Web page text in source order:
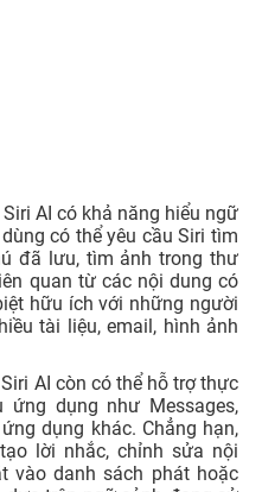
AI có khả năng hiểu ngữ
có thể yêu cầu Siri tìm
đã lưu, tìm ảnh trong thư
quan từ các nội dung có
hữu ích với những người
tài liệu, email, hình ảnh
AI còn có thể hỗ trợ thực
ứng dụng như Messages,
dụng khác. Chẳng hạn,
lời nhắc, chỉnh sửa nội
vào danh sách phát hoặc